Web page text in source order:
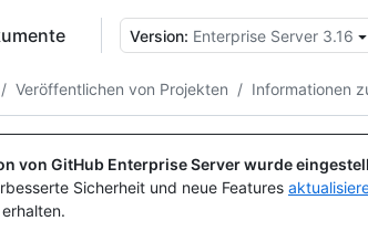
Version: Enterprise Server 3.16
/ Veröffentlichen von Projekten / Informationen
von GitHub Enterprise Server wurde
Sicherheit und neue Features